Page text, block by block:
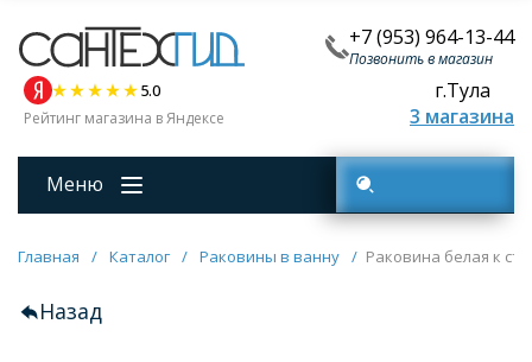
+7 (953) 964-13-44
Позвонить в магазин
5.0
Рейтинг магазина в Яндексе
г.Тула
3 магазина
Меню
Главная / Каталог / Раковины в ванну / Раковина белая к
Назад